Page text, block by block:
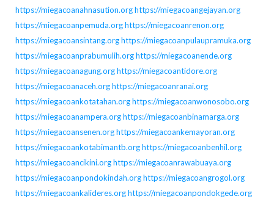
https://miegacoanahnasution.orghttps://miegacoangejayan.org
https://miegacoanpemuda.orghttps://miegacoanrenon.org
https://miegacoansintang.orghttps://miegacoanpulaupramuka.org
https://miegacoanprabumulih.orghttps://miegacoanende.org
https://miegacoanagung.orghttps://miegacoantidore.org
https://miegacoanaceh.orghttps://miegacoanranai.org
https://miegacoankotatahan.orghttps://miegacoanwonosobo.org
https://miegacoanampera.orghttps://miegacoanbinamarga.org
https://miegacoansenen.orghttps://miegacoankemayoran.org
https://miegacoankotabimantb.orghttps://miegacoanbenhil.org
https://miegacoancikini.orghttps://miegacoanrawabuaya.org
https://miegacoanpondokindah.orghttps://miegacoangrogol.org
https://miegacoankalideres.orghttps://miegacoanpondokgede.org